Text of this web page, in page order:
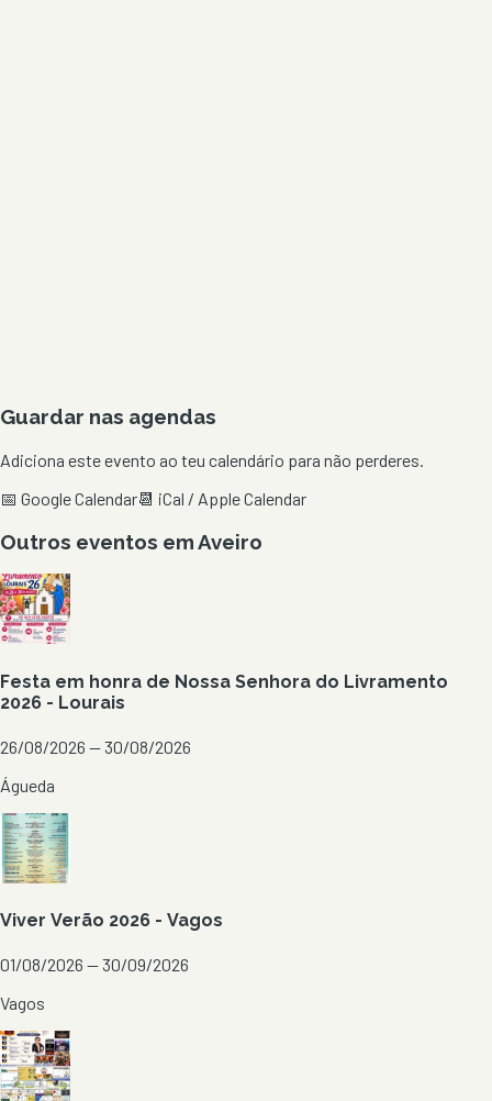
Guardar nas agendas
Adiciona este evento ao teu calendário para não perderes.
📅 Google Calendar📆 iCal / Apple Calendar
Outros eventos emAveiro
Festa em honra de Nossa Senhora do Livramento
2026 - Lourais
26/08/2026 — 30/08/2026
Águeda
Viver Verão 2026 - Vagos
01/08/2026 — 30/09/2026
Vagos